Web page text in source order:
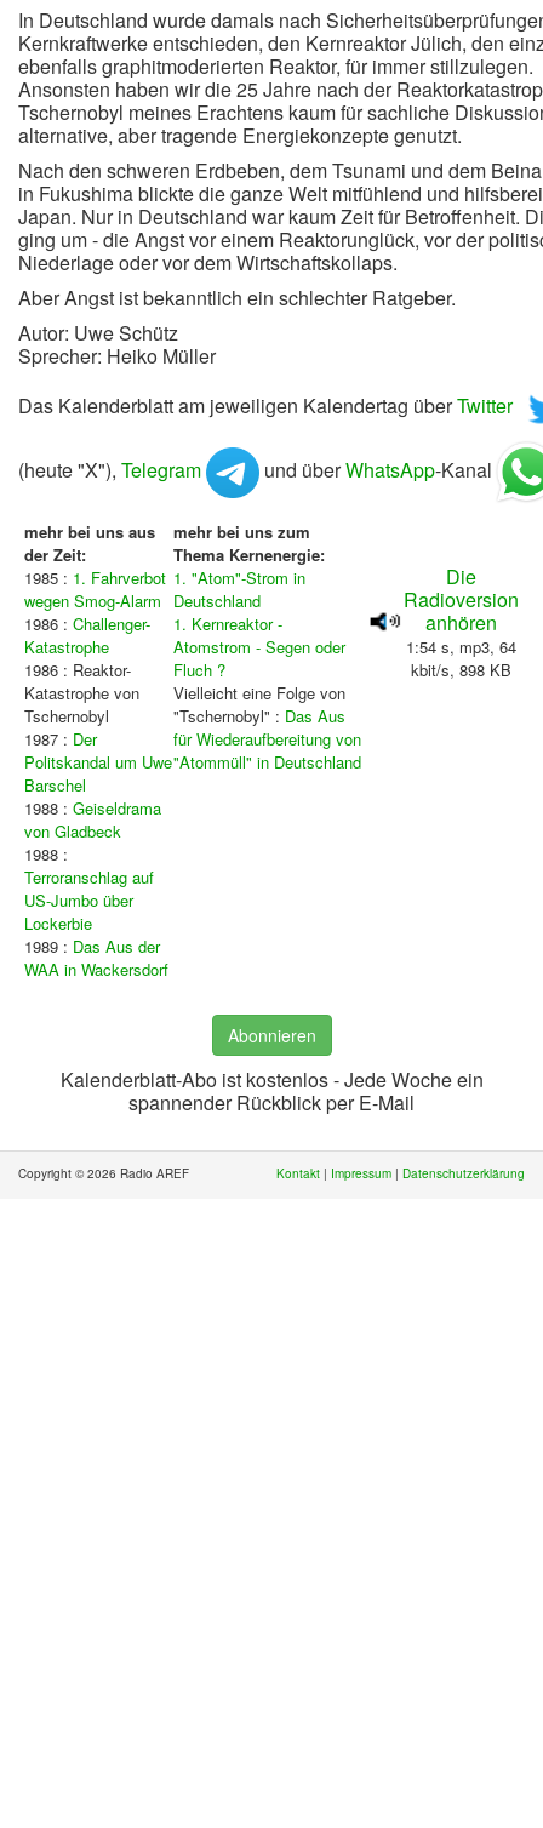
In Deutschland wurde damals nach
Kernkraftwerke entschieden, den Kernreaktor Jülich, den
ebenfalls graphitmoderierten Reaktor, für immer stillzulegen.
Ansonsten haben wir die 25 Jahre nach der
Tschernobyl meines Erachtens kaum für sachliche
alternative, aber tragende Energiekonzepte genutzt.
Nach den schweren Erdbeben, dem Tsunami und dem
in Fukushima blickte die ganze Welt mitfühlend und
Japan. Nur in Deutschland war kaum Zeit für Betroffenheit.
ging um - die Angst vor einem Reaktorunglück, vor der
Niederlage oder vor dem Wirtschaftskollaps.
Aber Angst ist bekanntlich ein schlechter Ratgeber.
Autor: Uwe Schütz
Sprecher: Heiko Müller
Das Kalenderblatt am jeweiligen Kalendertag überTwitter
(heute "X"), Telegram und überWhatsApp-Kanal
mehr bei uns aus
der Zeit:
mehr bei uns zum
Thema Kernenergie:
1985 : 1. Fahrverbot
wegen Smog-Alarm
1986 : Challenger-
Katastrophe
1986 : Reaktor-
Katastrophe von
Tschernobyl
1987 : Der
Politskandal um Uwe
Barschel
1988 : Geiseldrama
von Gladbeck
1988 :
Terroranschlag auf
US-Jumbo über
Lockerbie
1989 : Das Aus der
WAA in Wackersdorf
1. "Atom"-Strom in
Deutschland
1. Kernreaktor -
Atomstrom - Segen oder
Fluch ?
Vielleicht eine Folge von
"Tschernobyl" : Das Aus
für Wiederaufbereitung von
"Atommüll" in Deutschland
Die
Radioversion
anhören
1:54 s, mp3, 64
kbit/s, 898 KB
Abonnieren
Kalenderblatt-Abo ist kostenlos - Jede Woche ein
spannender Rückblick per E-Mail
Copyright © 2026 Radio AREF Kontakt | Impressum | Datenschutzerklärung